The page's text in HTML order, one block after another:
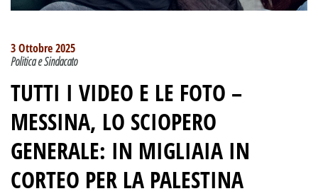
3 Ottobre 2025
Politica e Sindacato
TUTTI I VIDEO E LE FOTO –
MESSINA, LO SCIOPERO
GENERALE: IN MIGLIAIA IN
CORTEO PER LA PALESTINA